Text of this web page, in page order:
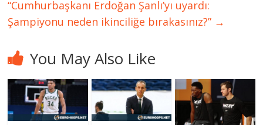
“Cumhurbaşkanı Erdoğan Şanlı’yı uyardı:
Şampiyonu neden ikinciliğe bırakasınız?” →
You May Also Like